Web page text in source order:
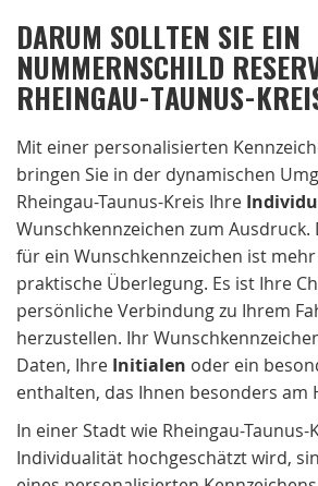
DARUM SOLLTEN SIE EIN
NUMMERNSCHILD
RHEINGAU-TAUNUS-
Mit einer personalisierten
bringen Sie in der dynamischen
Rheingau-Taunus-Kreis Ihre
Wunschkennzeichen zum Ausdruck.
für ein Wunschkennzeichen ist
praktische Überlegung. Es ist Ihre
persönliche Verbindung zu Ihrem
herzustellen. Ihr
Daten, Ihre Initialen oder ein
enthalten, das Ihnen besonders am
In einer Stadt wie Rheingau-Taunus-
Individualität hochgeschätzt wird,